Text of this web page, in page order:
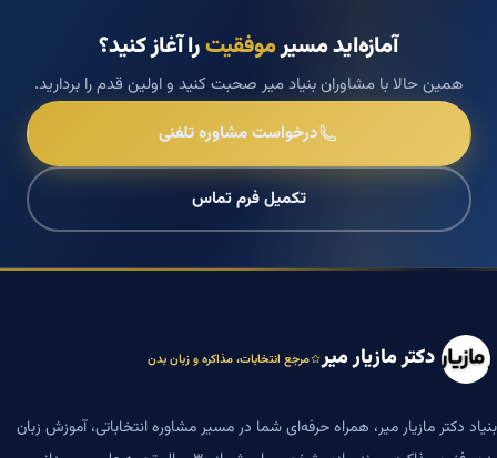
آمازه‌اید مسیرموفقیترا آغاز کنید؟
همین حالا با مشاوران بنیاد میر صحبت کنید و اولین قدم را بردارید.
درخواست مشاوره تلفنی
تکمیل فرم تماس
دکتر مازیار میر مرجع انتخابات، مذاکره و زبان بدن
بنیاد دکتر مازیار میر، همراه حرفه‌ای شما در مسیر مشاوره انتخاباتی، آموزش زبان